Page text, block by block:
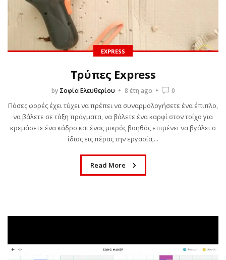
EXPRESS
Τρύπες Express
by Σοφία Ελευθερίου 8 έτη ago 0
Πόσες φορές έχει τύχει να πρέπει να συναρμολογήσετε ένα έπιπλο,
να βάλετε σε τάξη πράγματα, να βάλετε ένα καρφί στον τοίχο για
κρεμάσετε ένα κάδρο και ένας μικρός βοηθός επιμένει να βγάλει ο
ίδιος εις πέρας την εργασία;...
Read More